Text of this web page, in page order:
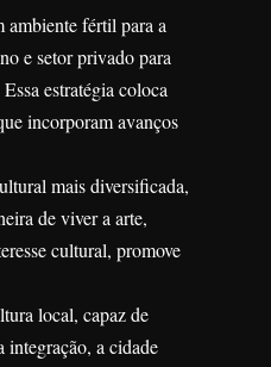
ambiente fértil para a
e setor privado para
estratégia coloca
incorporam avanços
mais diversificada,
de viver a arte,
cultural, promove
local, capaz de
integração, a cidade